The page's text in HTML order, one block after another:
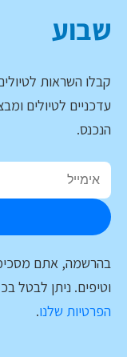
שבוע
קבלו השראות
עדכניים לטיולים
הנכנס.
בהרשמה, אתם
וטיפים. ניתן לבטל
הפרטיות שלנו.